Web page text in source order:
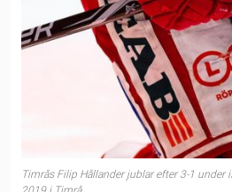
Timrås Filip Hållander jublar efter 3-1